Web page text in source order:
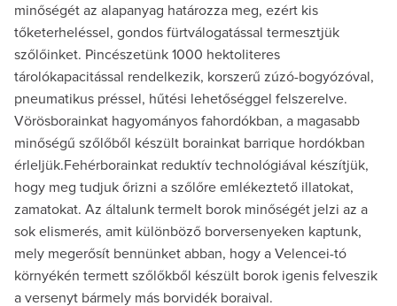
minőségét az alapanyag határozza meg, ezért kis
tőketerheléssel, gondos fürtválogatással termesztjük
szőlőinket. Pincészetünk 1000 hektoliteres
tárolókapacitással rendelkezik, korszerű zúzó-bogyózóval,
pneumatikus préssel, hűtési lehetőséggel felszerelve.
Vörösborainkat hagyományos fahordókban, a magasabb
minőségű szőlőből készült borainkat barrique hordókban
érleljük.Fehérborainkat reduktív technológiával készítjük,
hogy meg tudjuk őrizni a szőlőre emlékeztető illatokat,
zamatokat. Az általunk termelt borok minőségét jelzi az a
sok elismerés, amit különböző borversenyeken kaptunk,
mely megerősít bennünket abban, hogy a Velencei-tó
környékén termett szőlőkből készült borok igenis felveszik
a versenyt bármely más borvidék boraival.